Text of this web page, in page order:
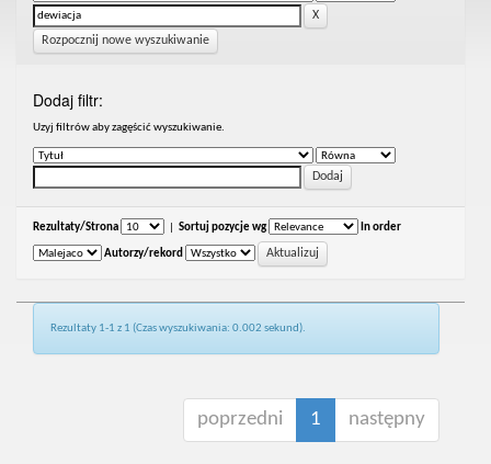
Rozpocznij nowe wyszukiwanie
Dodaj filtr:
Uzyj filtrów aby zagęścić wyszukiwanie.
Rezultaty/Strona Sortuj pozycje wg In order
Autorzy/rekord
Rezultaty 1-1 z 1 (Czas wyszukiwania: 0.002 sekund).
poprzedni 1 następny